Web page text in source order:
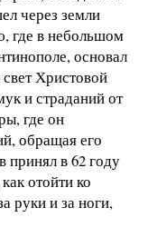
через земли
где в небольшом
основал
Христовой
и страданий от
где он
обращая его
принял в 62 году
отойти ко
руки и за ноги,